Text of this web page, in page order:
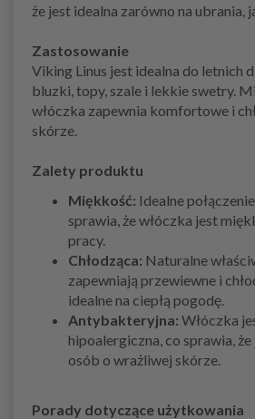
że jest idealna zarówno na ubrania,
Zastosowanie
Viking Linus jest idealna do letnich
bluzki, topy, szale i lekkie swetry.
włóczka zapewnia komfortowe i
skórze.
Zalety produktu
Miękkość: Idealne
sprawia, że włóczka jest
pracy.
Chłodząca: Naturalne
zapewniają przewiewne i
idealne na ciepłą pogodę.
Antybakteryjna: Włóczka
hipoalergiczna, co sprawia,
osób o wrażliwej skórze.
Porady dotyczące użytkowania